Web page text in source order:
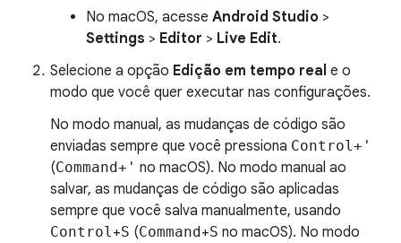
No macOS, acesse Android Studio >
Settings > Editor > Live Edit.
Selecione a opção Edição em tempo real e o
modo que você quer executar nas configurações.
No modo manual, as mudanças de código são
enviadas sempre que você pressiona Control+'
(Command+' no macOS). No modo manual ao
salvar, as mudanças de código são aplicadas
sempre que você salva manualmente, usando
Control+S (Command +S no macOS). No modo